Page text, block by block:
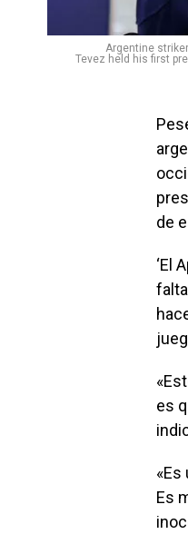
Argentine
Tevez held his first
de
‘El
es
Es